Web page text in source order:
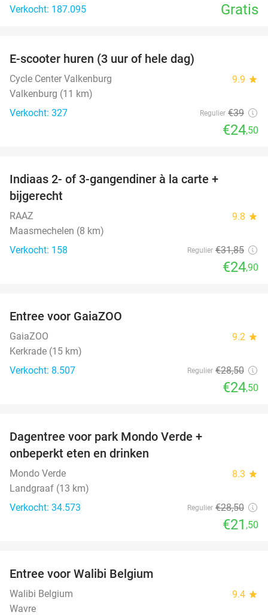
Verkocht: 187.095
Gratis
E-scooter huren (3 uur of hele dag)
Cycle Center Valkenburg 9.9 star
Valkenburg (11 km)
Verkocht: 327
Regulier €39
€24,50
Indiaas 2- of 3-gangendiner à la carte +
bijgerecht
RAAZ 9.8 star
Maasmechelen (8 km)
Verkocht: 158
Regulier €31,85
€24,90
Entree voor GaiaZOO
GaiaZOO 9.2 star
Kerkrade (15 km)
Verkocht: 8.507
Regulier €28,50
€24,50
Dagentree voor park Mondo Verde +
onbeperkt eten en drinken
Mondo Verde 8.3 star
Landgraaf (13 km)
Verkocht: 34.573
Regulier €28,50
€21 ,50
Entree voor Walibi Belgium
Walibi Belgium 9.4 star
Wavre